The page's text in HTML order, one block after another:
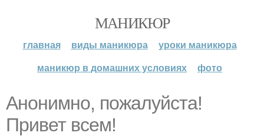
МАНИКЮР
главная виды маникюра
уроки маникюра
маникюр в домашних условиях
фото
Анонимно, пожалуйста!
Привет всем!